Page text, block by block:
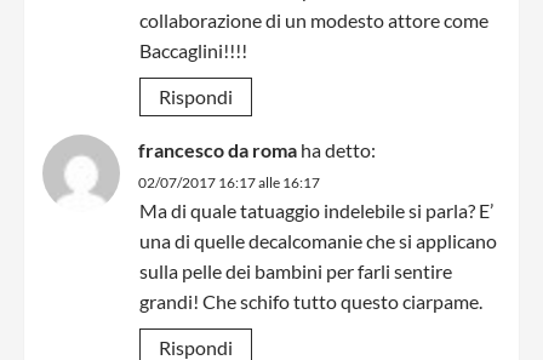
collaborazione di un modesto attore come
Baccaglini!!!!
Rispondi
francesco da roma ha detto:
02/07/2017 16:17 alle 16:17
Ma di quale tatuaggio indelebile si parla? E’
una di quelle decalcomanie che si applicano
sulla pelle dei bambini per farli sentire
grandi! Che schifo tutto questo ciarpame.
Rispondi